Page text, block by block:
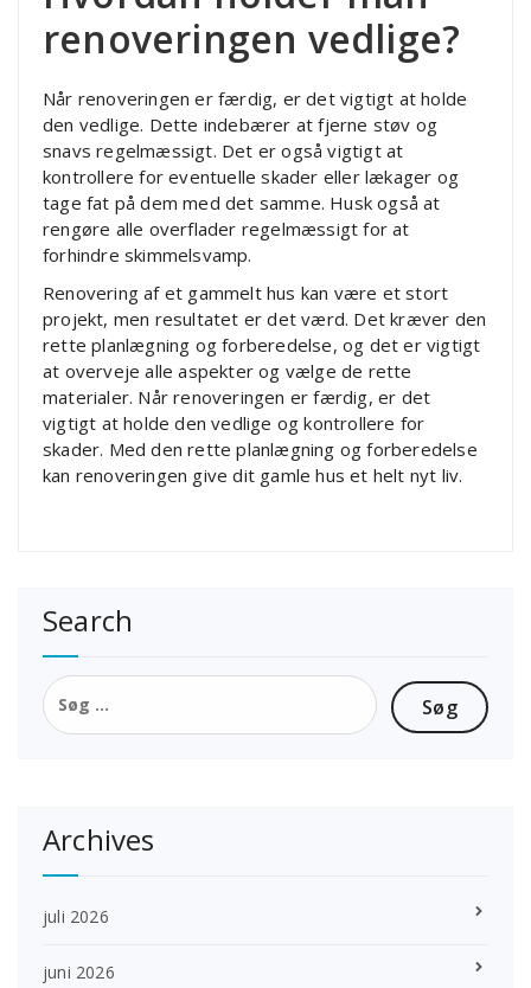
renoveringen vedlige?
Når renoveringen er færdig, er det vigtigt at holde
den vedlige. Dette indebærer at fjerne støv og
snavs regelmæssigt. Det er også vigtigt at
kontrollere for eventuelle skader eller lækager og
tage fat på dem med det samme. Husk også at
rengøre alle overflader regelmæssigt for at
forhindre skimmelsvamp.
Renovering af et gammelt hus kan være et stort
projekt, men resultatet er det værd. Det kræver den
rette planlægning og forberedelse, og det er vigtigt
at overveje alle aspekter og vælge de rette
materialer. Når renoveringen er færdig, er det
vigtigt at holde den vedlige og kontrollere for
skader. Med den rette planlægning og forberedelse
kan renoveringen give dit gamle hus et helt nyt liv.
Search
Søg
efter:
Archives
juli 2026
juni 2026